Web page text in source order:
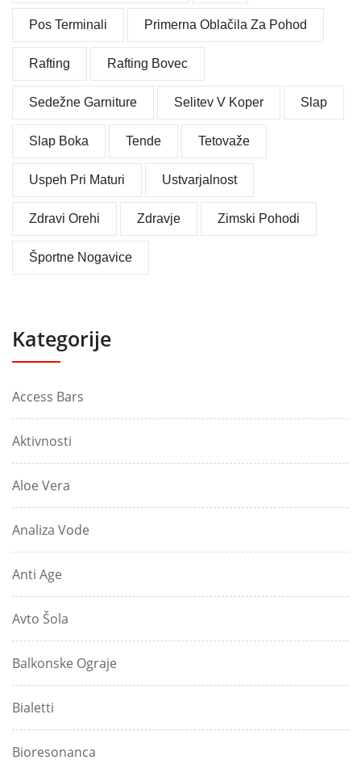
Pos Terminali Primerna Oblačila Za Pohod
Rafting Rafting Bovec
Sedežne Garniture Selitev V Koper Slap
Slap Boka Tende Tetovaže
Uspeh Pri Maturi Ustvarjalnost
Zdravi Orehi Zdravje Zimski Pohodi
Športne Nogavice
Kategorije
Access Bars
Aktivnosti
Aloe Vera
Analiza Vode
Anti Age
Avto Šola
Balkonske Ograje
Bialetti
Bioresonanca